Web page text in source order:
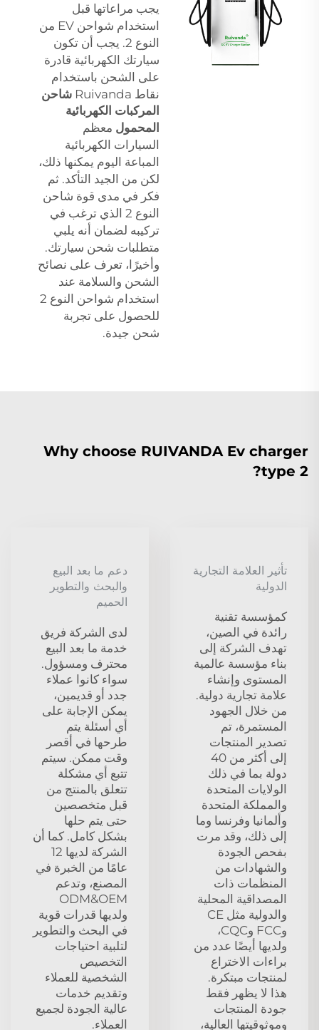
يجب مراعاتها قبل
استخدام شواحن EV من
النوع 2. يجب أن تكون
سيارتك الكهربائية قادرة
على الشحن باستخدام
نقاط Ruivanda
شاحن
المركبات الكهربائية
المحمول معظم
السيارات الكهربائية
المباعة اليوم يمكنها ذلك،
لكن من الجيد التأكد. ثم
فكر في مدى قوة شاحن
النوع 2 الذي ترغب في
تركيبه لضمان أنه يلبي
متطلبات شحن سيارتك.
وأخيرًا، تعرف على نصائح
الشحن والسلامة عند
استخدام شواحن النوع 2
للحصول على تجربة
شحن جيدة.
Why choose RUIVANDA Ev charger
type 2?
تأثير العلامة التجارية
الدولية
كمؤسسة تقنية
رائدة في الصين،
تهدف الشركة إلى
بناء مؤسسة عالمية
المستوى وإنشاء
علامة تجارية دولية.
من خلال الجهود
المستمرة، تم
تصدير المنتجات
إلى أكثر من 40
دولة بما في ذلك
الولايات المتحدة
والمملكة المتحدة
وألمانيا وفرنسا وما
إلى ذلك، وقد مرت
بفحص الجودة
والشهادات من
المنظمات ذات
المصداقية المحلية
والدولية مثل CE
وFCC وCQC،
ولديها أيضًا عدد من
براءات الاختراع
لمنتجات مبتكرة.
هذا لا يظهر فقط
جودة المنتجات
وموثوقيتها العالية،
دعم ما بعد البيع
والبحث والتطوير
الحميم
لدى الشركة فريق
خدمة ما بعد البيع
محترف ومسؤول.
سواء كانوا عملاء
جدد أو قديمين،
يمكن الإجابة على
أي أسئلة يتم
طرحها في أقصر
وقت ممكن. سيتم
تتبع أي مشكلة
تتعلق بالمنتج من
قبل متخصصين
حتى يتم حلها
بشكل كامل. كما أن
الشركة لديها 12
عامًا من الخبرة في
المصنع، وتدعم
ODM&OEM
ولديها قدرات قوية
في البحث والتطوير
لتلبية احتياجات
التخصيص
الشخصية للعملاء
وتقديم خدمات
عالية الجودة لجميع
العملاء.